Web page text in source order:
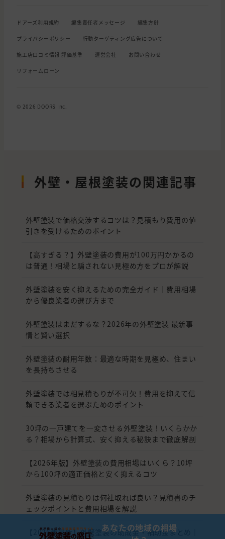
ドアーズ利用規約 編集責任者メッセージ 編集方針
プライバシーポリシー 行動ターゲティング広告について
施工店口コミ情報 評価基準 運営会社 お問い合わせ
リフォームローン
© 2026 DOORS Inc.
外壁・屋根塗装の関連記事
外壁塗装で価格交渉するコツは？見積もり費用の値
引きを受けるためのポイント
【高すぎる？】外壁塗装の費用が100万円かかるの
は普通！相場と騙されない見極め方をプロが解説
外壁塗装を安く抑えるための完全ガイド｜費用相場
から優良業者の選び方まで
外壁塗装はまだするな？2026年の外壁塗装 最新事
情と賢い選択
外壁塗装の耐用年数：最適な時期を見極め、住まい
を長持ちさせる
外壁塗装では相見積もりが不可欠！費用を抑えて信
頼できる業者を選ぶためのポイント
30坪の一戸建てを一変させる外壁塗装！いくらかか
る？相場から計算式、安く抑える秘訣まで徹底解剖
【2026年版】外壁塗装の費用相場はいくら？10坪
から100坪の適正価格と安く抑えるコツ
外壁塗装の見積もりは何社取れば良い？見積書のチ
ェックポイントと費用相場を解説
【2026年最新】外壁塗装の助成金・補助金まとめ｜
あなたの地域の相場